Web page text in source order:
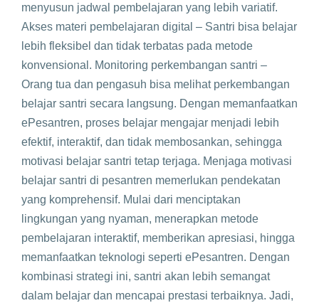
menyusun jadwal pembelajaran yang lebih variatif.
Akses materi pembelajaran digital – Santri bisa belajar
lebih fleksibel dan tidak terbatas pada metode
konvensional. Monitoring perkembangan santri –
Orang tua dan pengasuh bisa melihat perkembangan
belajar santri secara langsung. Dengan memanfaatkan
ePesantren, proses belajar mengajar menjadi lebih
efektif, interaktif, dan tidak membosankan, sehingga
motivasi belajar santri tetap terjaga. Menjaga motivasi
belajar santri di pesantren memerlukan pendekatan
yang komprehensif. Mulai dari menciptakan
lingkungan yang nyaman, menerapkan metode
pembelajaran interaktif, memberikan apresiasi, hingga
memanfaatkan teknologi seperti ePesantren. Dengan
kombinasi strategi ini, santri akan lebih semangat
dalam belajar dan mencapai prestasi terbaiknya. Jadi,